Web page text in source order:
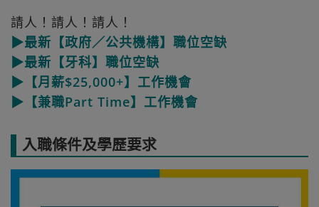
請人！請人！請人！
▶最新【政府／公共機構】職位空缺
▶最新【牙科】職位空缺
▶【月薪$25,000+】工作機會
▶【兼職Part Time】工作機會
入職條件及學歷要求